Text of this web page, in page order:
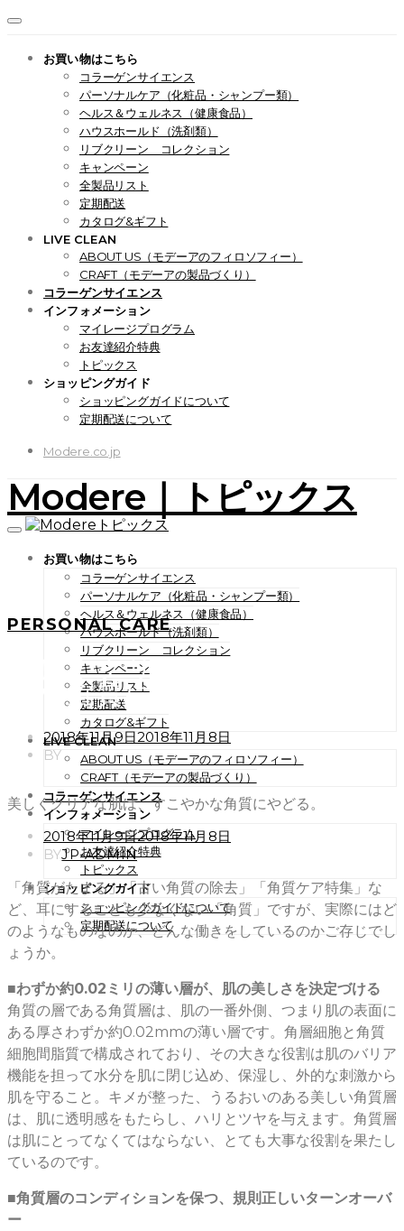
お買い物はこちら
コラーゲンサイエンス
パーソナルケア（化粧品・シャンプー類）
ヘルス＆ウェルネス（健康食品）
ハウスホールド（洗剤類）
リブクリーン コレクション
キャンペーン
全製品リスト
定期配送
カタログ&ギフト
LIVE CLEAN
ABOUT US（モデーアのフィロソフィー）
CRAFT（モデーアの製品づくり）
コラーゲンサイエンス
インフォメーション
マイレージプログラム
お友達紹介特典
トピックス
ショッピングガイド
ショッピングガイドについて
定期配送について
Modere.co.jp
Modere｜トピックス
お買い物はこちら
コラーゲンサイエンス
パーソナルケア（化粧品・シャンプー類）
ヘルス＆ウェルネス（健康食品）
ハウスホールド（洗剤類）
リブクリーン コレクション
キャンペーン
全製品リスト
定期配送
カタログ&ギフト
LIVE CLEAN
ABOUT US（モデーアのフィロソフィー）
CRAFT（モデーアの製品づくり）
コラーゲンサイエンス
インフォメーション
マイレージプログラム
お友達紹介特典
トピックス
ショッピングガイド
ショッピングガイドについて
定期配送について
PERSONAL CARE
美しくクリアな肌は、すこや
かな角質にやどる。
POSTED
ON
2018年11月9日2018年11月8日
BY
美しくクリアな肌は、すこやかな角質にやどる。
POSTED
ON
2018年11月9日2018年11月8日
BYJP-ADMIN
「角質がたまる」「古い角質の除去」「角質ケア特集」な
ど、耳にすることも少なくない「角質」ですが、実際にはど
のようなものなのか、どんな働きをしているのかご存じでし
ょうか。
■わずか約0.02ミリの薄い層が、肌の美しさを決定づける
角質の層である角質層は、肌の一番外側、つまり肌の表面に
ある厚さわずか約0.02mmの薄い層です。角層細胞と角質
細胞間脂質で構成されており、その大きな役割は肌のバリア
機能を担って水分を肌に閉じ込め、保湿し、外的な刺激から
肌を守ること。キメが整った、うるおいのある美しい角質層
は、肌に透明感をもたらし、ハリとツヤを与えます。角質層
は肌にとってなくてはならない、とても大事な役割を果たし
ているのです。
■角質層のコンディションを保つ、規則正しいターンオーバ
ー